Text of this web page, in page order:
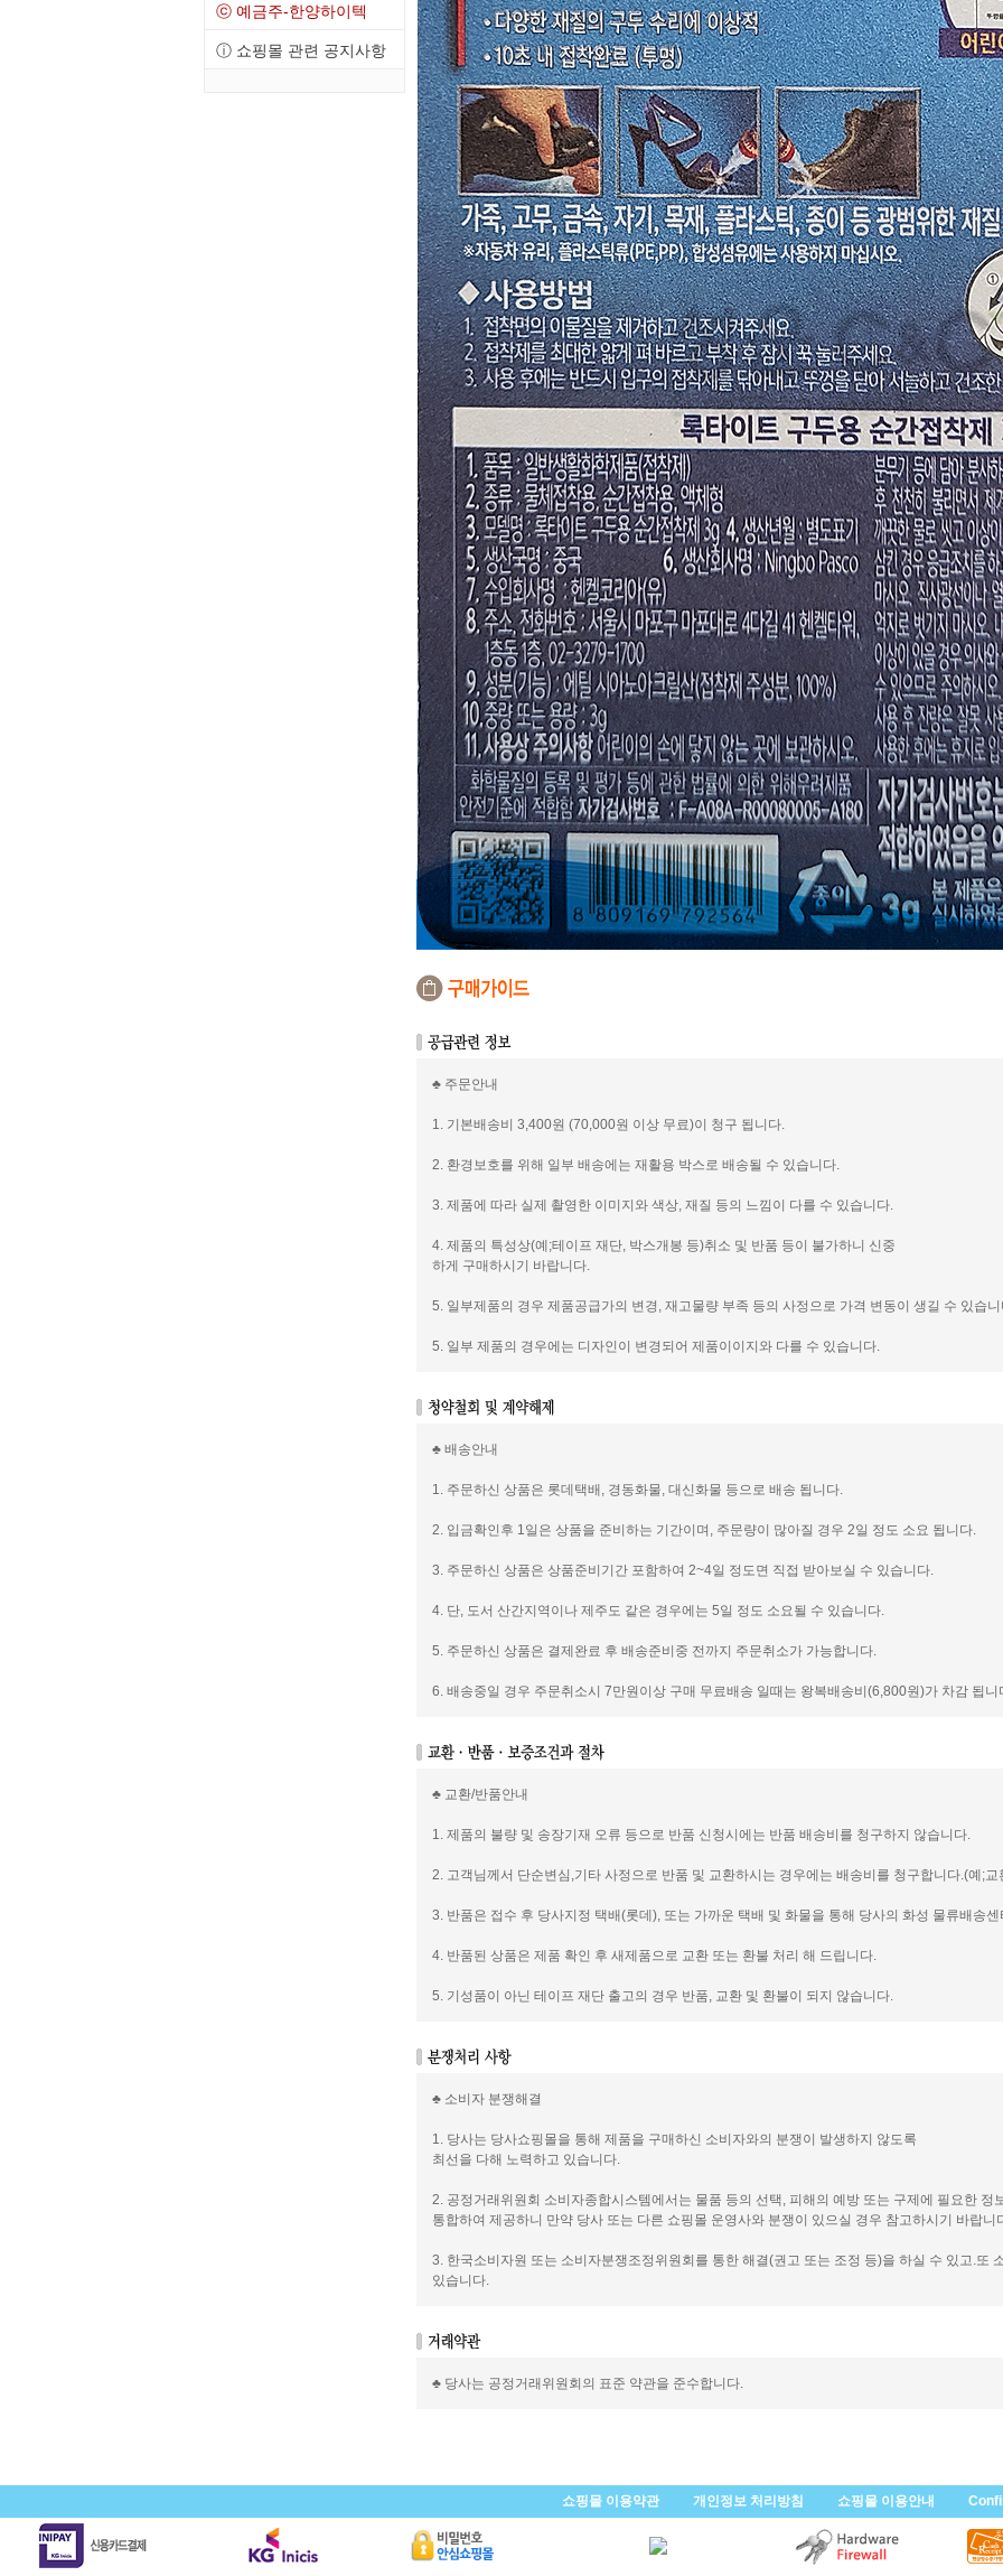
ⓒ 예금주-한양하이텍
ⓘ 쇼핑몰 관련 공지사항
♣ 주문안내
1. 기본배송비 3,400원 (70,000원 이상 무료)이 청구 됩니다.
2. 환경보호를 위해 일부 배송에는 재활용 박스로 배송될 수 있습니다.
3. 제품에 따라 실제 촬영한 이미지와 색상, 재질 등의 느낌이 다를 수 있습니다.
4. 제품의 특성상(예;테이프 재단, 박스개봉 등)취소 및 반품 등이 불가하니 신중
하게 구매하시기 바랍니다.
5. 일부제품의 경우 제품공급가의 변경, 재고물량 부족 등의 사정으로 가격 변동이 생길 수 있습니
5. 일부 제품의 경우에는 디자인이 변경되어 제품이이지와 다를 수 있습니다.
♣ 배송안내
1. 주문하신 상품은 롯데택배, 경동화물, 대신화물 등으로 배송 됩니다.
2. 입금확인후 1일은 상품을 준비하는 기간이며, 주문량이 많아질 경우 2일 정도 소요 됩니다.
3. 주문하신 상품은 상품준비기간 포함하여 2~4일 정도면 직접 받아보실 수 있습니다.
4. 단, 도서 산간지역이나 제주도 같은 경우에는 5일 정도 소요될 수 있습니다.
5. 주문하신 상품은 결제완료 후 배송준비중 전까지 주문취소가 가능합니다.
6. 배송중일 경우 주문취소시 7만원이상 구매 무료배송 일때는 왕복배송비(6,800원)가 차감 됩니
♣ 교환/반품안내
1. 제품의 불량 및 송장기재 오류 등으로 반품 신청시에는 반품 배송비를 청구하지 않습니다.
2. 고객님께서 단순변심,기타 사정으로 반품 및 교환하시는 경우에는 배송비를 청구합니다.(예;
3. 반품은 접수 후 당사지정 택배(롯데), 또는 가까운 택배 및 화물을 통해 당사의 화성 물류배송
4. 반품된 상품은 제품 확인 후 새제품으로 교환 또는 환불 처리 해 드립니다.
5. 기성품이 아닌 테이프 재단 출고의 경우 반품, 교환 및 환불이 되지 않습니다.
♣ 소비자 분쟁해결
1. 당사는 당사쇼핑몰을 통해 제품을 구매하신 소비자와의 분쟁이 발생하지 않도록
최선을 다해 노력하고 있습니다.
2. 공정거래위원회 소비자종합시스템에서는 물품 등의 선택, 피해의 예방 또는 구제에 필요한 정
통합하여 제공하니 만약 당사 또는 다른 쇼핑몰 운영사와 분쟁이 있으실 경우 참고하시기 바랍니
3. 한국소비자원 또는 소비자분쟁조정위원회를 통한 해결(권고 또는 조정 등)을 하실 수 있고.또
있습니다.
♣ 당사는 공정거래위원회의 표준 약관을 준수합니다.
쇼핑몰 이용약관 개인정보 처리방침 쇼핑몰 이용안내